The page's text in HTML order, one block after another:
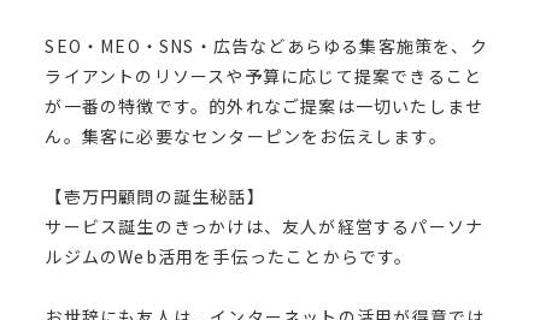
SEO・MEO・SNS・広告などあらゆる集客施策を、ク
ライアントのリソースや予算に応じて提案できること
が一番の特徴です。的外れなご提案は一切いたしませ
ん。集客に必要なセンターピンをお伝えします。
【壱万円顧問の誕生秘話】
サービス誕生のきっかけは、友人が経営するパーソナ
ルジムのWeb活用を手伝ったことからです。